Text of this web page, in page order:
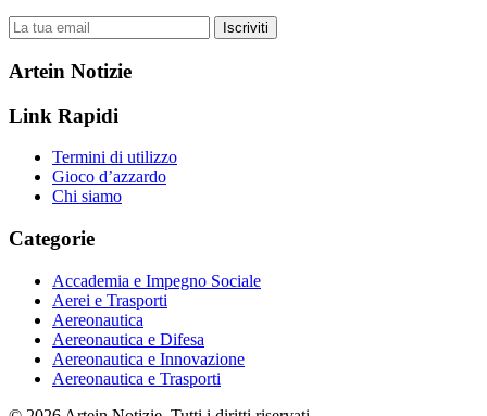
Iscriviti
Artein Notizie
Link Rapidi
Termini di utilizzo
Gioco d’azzardo
Chi siamo
Categorie
Accademia e Impegno Sociale
Aerei e Trasporti
Aereonautica
Aereonautica e Difesa
Aereonautica e Innovazione
Aereonautica e Trasporti